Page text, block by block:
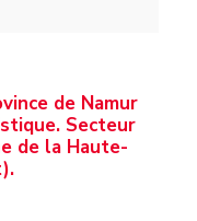
de Namur
Secteur
de la Haute-